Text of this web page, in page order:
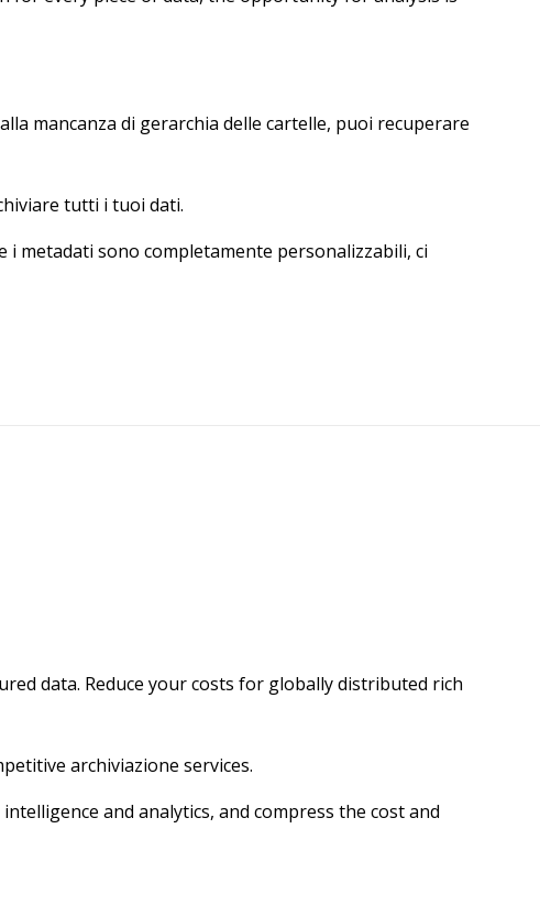
mancanza di gerarchia delle cartelle, puoi recuperare
tutti i tuoi dati.
metadati sono completamente personalizzabili, ci
data. Reduce your costs for globally distributed rich
archiviazione services.
and analytics, and compress the cost and